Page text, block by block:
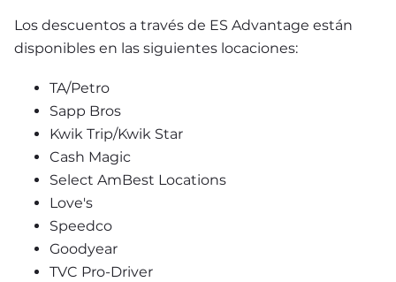
Los descuentos a través de ES Advantage están
disponibles en las siguientes locaciones:
TA/Petro
Sapp Bros
Kwik Trip/Kwik Star
Cash Magic
Select AmBest Locations
Love's
Speedco
Goodyear
TVC Pro-Driver